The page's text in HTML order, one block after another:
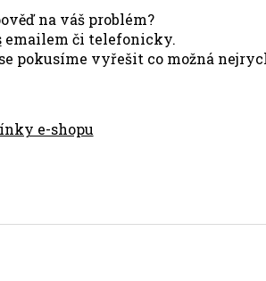
na váš problém?
emailem či telefonicky.
pokusíme vyřešit co možná
e-shopu